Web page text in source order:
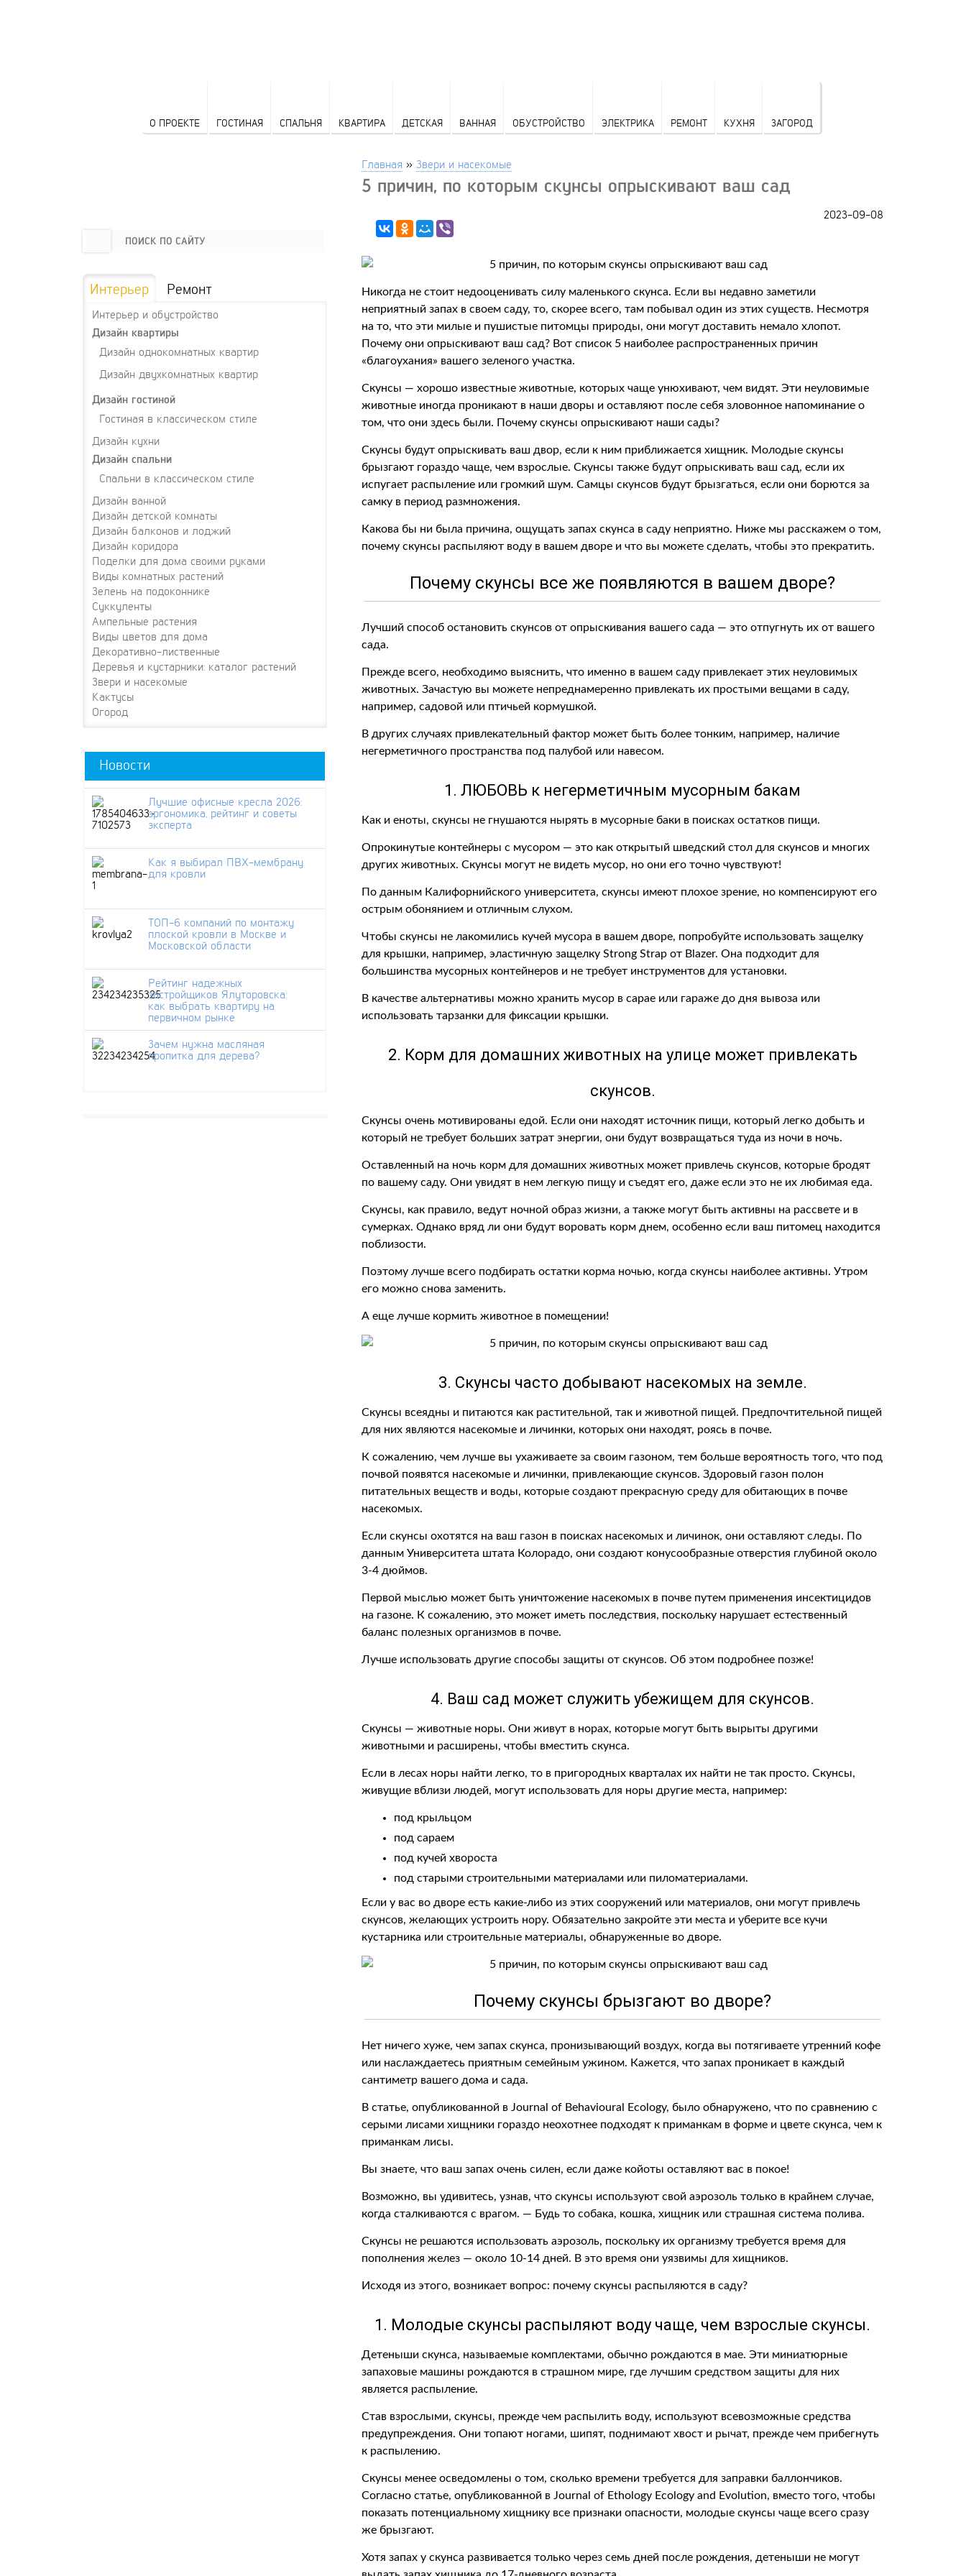
О ПРОЕКТЕ ГОСТИНАЯ СПАЛЬНЯ КВАРТИРА ДЕТСКАЯ ВАННАЯ ОБУСТРОЙСТВО ЭЛЕКТРИКА РЕМОНТ КУХНЯ ЗАГОРОД
Главная » Звери и насекомые
5 причин, по которым скунсы опрыскивают ваш сад
2023-09-08
Никогда не стоит недооценивать силу маленького скунса. Если вы недавно заметили
неприятный запах в своем саду, то, скорее всего, там побывал один из этих существ. Несмотря
на то, что эти милые и пушистые питомцы природы, они могут доставить немало хлопот.
Почему они опрыскивают ваш сад? Вот список 5 наиболее распространенных причин
«благоухания» вашего зеленого участка.
Скунсы — хорошо известные животные, которых чаще унюхивают, чем видят. Эти неуловимые
животные иногда проникают в наши дворы и оставляют после себя зловонное напоминание о
том, что они здесь были. Почему скунсы опрыскивают наши сады?
Скунсы будут опрыскивать ваш двор, если к ним приближается хищник. Молодые скунсы
брызгают гораздо чаще, чем взрослые. Скунсы также будут опрыскивать ваш сад, если их
испугает распыление или громкий шум. Самцы скунсов будут брызгаться, если они борются за
самку в период размножения.
Какова бы ни была причина, ощущать запах скунса в саду неприятно. Ниже мы расскажем о том,
почему скунсы распыляют воду в вашем дворе и что вы можете сделать, чтобы это прекратить.
Почему скунсы все же появляются в вашем дворе?
Лучший способ остановить скунсов от опрыскивания вашего сада — это отпугнуть их от вашего
сада.
Прежде всего, необходимо выяснить, что именно в вашем саду привлекает этих неуловимых
животных. Зачастую вы можете непреднамеренно привлекать их простыми вещами в саду,
например, садовой или птичьей кормушкой.
В других случаях привлекательный фактор может быть более тонким, например, наличие
негерметичного пространства под палубой или навесом.
1. ЛЮБОВЬ к негерметичным мусорным бакам
Как и еноты, скунсы не гнушаются нырять в мусорные баки в поисках остатков пищи.
Опрокинутые контейнеры с мусором — это как открытый шведский стол для скунсов и многих
других животных. Скунсы могут не видеть мусор, но они его точно чувствуют!
По данным Калифорнийского университета, скунсы имеют плохое зрение, но компенсируют его
острым обонянием и отличным слухом.
Чтобы скунсы не лакомились кучей мусора в вашем дворе, попробуйте использовать защелку
для крышки, например, эластичную защелку Strong Strap от Blazer. Она подходит для
большинства мусорных контейнеров и не требует инструментов для установки.
В качестве альтернативы можно хранить мусор в сарае или гараже до дня вывоза или
использовать тарзанки для фиксации крышки.
2. Корм для домашних животных на улице может привлекать
скунсов.
Скунсы очень мотивированы едой. Если они находят источник пищи, который легко добыть и
который не требует больших затрат энергии, они будут возвращаться туда из ночи в ночь.
Оставленный на ночь корм для домашних животных может привлечь скунсов, которые бродят
по вашему саду. Они увидят в нем легкую пищу и съедят его, даже если это не их любимая еда.
Скунсы, как правило, ведут ночной образ жизни, а также могут быть активны на рассвете и в
сумерках. Однако вряд ли они будут воровать корм днем, особенно если ваш питомец находится
поблизости.
Поэтому лучше всего подбирать остатки корма ночью, когда скунсы наиболее активны. Утром
его можно снова заменить.
А еще лучше кормить животное в помещении!
3. Скунсы часто добывают насекомых на земле.
Скунсы всеядны и питаются как растительной, так и животной пищей. Предпочтительной пищей
для них являются насекомые и личинки, которых они находят, роясь в почве.
К сожалению, чем лучше вы ухаживаете за своим газоном, тем больше вероятность того, что под
почвой появятся насекомые и личинки, привлекающие скунсов. Здоровый газон полон
питательных веществ и воды, которые создают прекрасную среду для обитающих в почве
насекомых.
Если скунсы охотятся на ваш газон в поисках насекомых и личинок, они оставляют следы. По
данным Университета штата Колорадо, они создают конусообразные отверстия глубиной около
3-4 дюймов.
Первой мыслью может быть уничтожение насекомых в почве путем применения инсектицидов
на газоне. К сожалению, это может иметь последствия, поскольку нарушает естественный
баланс полезных организмов в почве.
Лучше использовать другие способы защиты от скунсов. Об этом подробнее позже!
4. Ваш сад может служить убежищем для скунсов.
Скунсы — животные норы. Они живут в норах, которые могут быть вырыты другими
животными и расширены, чтобы вместить скунса.
Если в лесах норы найти легко, то в пригородных кварталах их найти не так просто. Скунсы,
живущие вблизи людей, могут использовать для норы другие места, например:
под крыльцом
под сараем
под кучей хвороста
под старыми строительными материалами или пиломатериалами.
Если у вас во дворе есть какие-либо из этих сооружений или материалов, они могут привлечь
скунсов, желающих устроить нору. Обязательно закройте эти места и уберите все кучи
кустарника или строительные материалы, обнаруженные во дворе.
Почему скунсы брызгают во дворе?
Нет ничего хуже, чем запах скунса, пронизывающий воздух, когда вы потягиваете утренний кофе
или наслаждаетесь приятным семейным ужином. Кажется, что запах проникает в каждый
сантиметр вашего дома и сада.
В статье, опубликованной в Journal of Behavioural Ecology, было обнаружено, что по сравнению с
серыми лисами хищники гораздо неохотнее подходят к приманкам в форме и цвете скунса, чем к
приманкам лисы.
Вы знаете, что ваш запах очень силен, если даже койоты оставляют вас в покое!
Возможно, вы удивитесь, узнав, что скунсы используют свой аэрозоль только в крайнем случае,
когда сталкиваются с врагом. — Будь то собака, кошка, хищник или страшная система полива.
Скунсы не решаются использовать аэрозоль, поскольку их организму требуется время для
пополнения желез — около 10-14 дней. В это время они уязвимы для хищников.
Исходя из этого, возникает вопрос: почему скунсы распыляются в саду?
1. Молодые скунсы распыляют воду чаще, чем взрослые скунсы.
Детеныши скунса, называемые комплектами, обычно рождаются в мае. Эти миниатюрные
запаховые машины рождаются в страшном мире, где лучшим средством защиты для них
является распыление.
Став взрослыми, скунсы, прежде чем распылить воду, используют всевозможные средства
предупреждения. Они топают ногами, шипят, поднимают хвост и рычат, прежде чем прибегнуть
к распылению.
Скунсы менее осведомлены о том, сколько времени требуется для заправки баллончиков.
Согласно статье, опубликованной в Journal of Ethology Ecology and Evolution, вместо того, чтобы
показать потенциальному хищнику все признаки опасности, молодые скунсы чаще всего сразу
же брызгают.
Хотя запах у скунса развивается только через семь дней после рождения, детеныши не могут
Интерьер Ремонт
Интерьер и обустройство
Дизайн квартиры
Дизайн однокомнатных квартир
Дизайн двухкомнатных квартир
Дизайн гостиной
Гостиная в классическом стиле
Дизайн кухни
Дизайн спальни
Спальни в классическом стиле
Дизайн ванной
Дизайн детской комнаты
Дизайн балконов и лоджий
Дизайн коридора
Поделки для дома своими руками
Виды комнатных растений
Зелень на подоконнике
Суккуленты
Ампельные растения
Виды цветов для дома
Декоративно-лиственные
Деревья и кустарники: каталог растений
Звери и насекомые
Кактусы
Огород
Новости
Лучшие офисные кресла 2026:
эргономика, рейтинг и советы
эксперта
Как я выбирал ПВХ-мембрану
для кровли
ТОП-6 компаний по монтажу
плоской кровли в Москве и
Московской области
Рейтинг надежных
застройщиков Ялуторовска:
как выбрать квартиру на
первичном рынке
Зачем нужна масляная
пропитка для дерева?